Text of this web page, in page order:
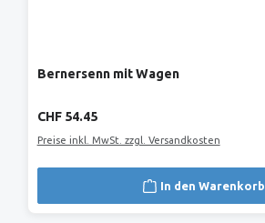
Bernersenn mit Wagen
Regulärer Preis:
CHF 54.45
Preise inkl. MwSt. zzgl. Versandkosten
In den Warenkorb